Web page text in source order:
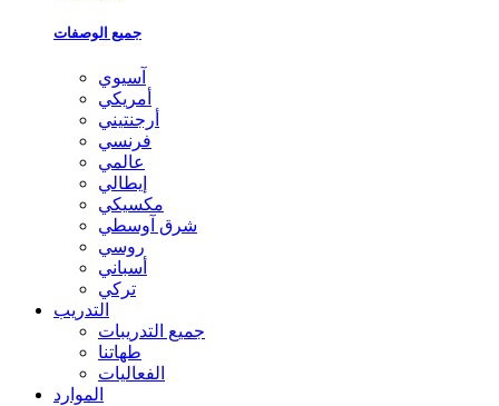
جميع الوصفات
آسيوي
أمريكي
أرجنتيني
فرنسي
عالمي
إيطالي
مكسيكي
شرق آوسطي
روسي
أسباني
تركي
التدريب
جميع التدريبات
طهاتنا
الفعاليات
الموارد